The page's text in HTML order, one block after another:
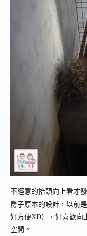
不經意的抬頭向上看才
房子原本的設計，以前
好方便XD），好喜歡向
空間。